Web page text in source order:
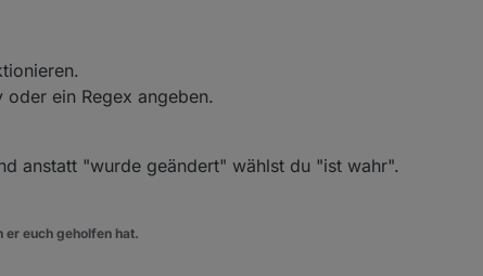
bin ich mir nicht sicher. Sind die automatisch mit ODER zu betrachten ?
ein Regex angeben.
anstatt "wurde geändert" wählst du "ist wahr".
er euch geholfen hat.